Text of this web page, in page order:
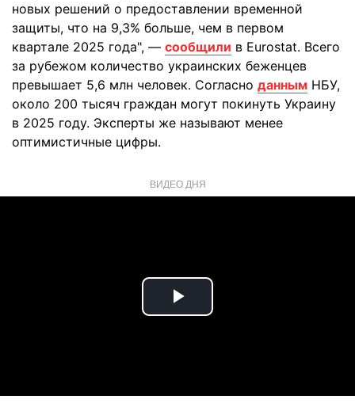
новых решений о предоставлении временной
защиты, что на 9,3% больше, чем в первом
квартале 2025 года", — сообщили в Eurostat. Всего
за рубежом количество украинских беженцев
превышает 5,6 млн человек. Согласно данным НБУ,
около 200 тысяч граждан могут покинуть Украину
в 2025 году. Эксперты же называют менее
оптимистичные цифры.
ВИДЕО ДНЯ
Play